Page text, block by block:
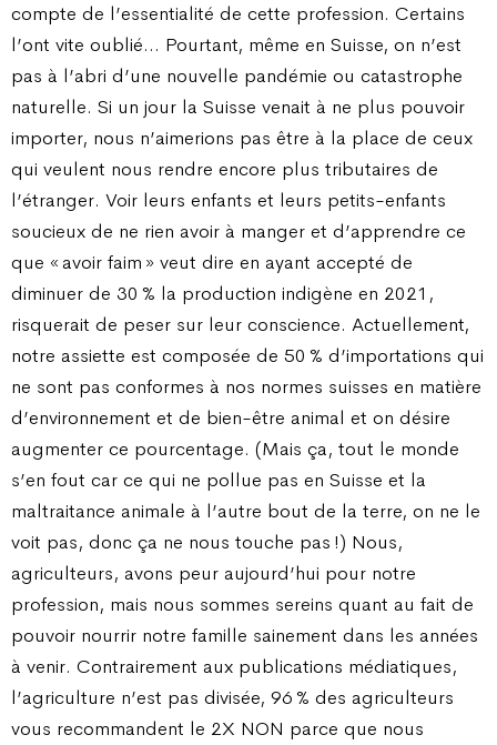
compte de l’essentialité de cette profession. Certains
l’ont vite oublié… Pourtant, même en Suisse, on n’est
pas à l’abri d’une nouvelle pandémie ou catastrophe
naturelle. Si un jour la Suisse venait à ne plus pouvoir
importer, nous n’aimerions pas être à la place de ceux
qui veulent nous rendre encore plus tributaires de
l’étranger. Voir leurs enfants et leurs petits-enfants
soucieux de ne rien avoir à manger et d’apprendre ce
que « avoir faim » veut dire en ayant accepté de
diminuer de 30 % la production indigène en 2021,
risquerait de peser sur leur conscience. Actuellement,
notre assiette est composée de 50 % d’importations qui
ne sont pas conformes à nos normes suisses en matière
d’environnement et de bien-être animal et on désire
augmenter ce pourcentage. (Mais ça, tout le monde
s’en fout car ce qui ne pollue pas en Suisse et la
maltraitance animale à l’autre bout de la terre, on ne le
voit pas, donc ça ne nous touche pas !) Nous,
agriculteurs, avons peur aujourd’hui pour notre
profession, mais nous sommes sereins quant au fait de
pouvoir nourrir notre famille sainement dans les années
à venir. Contrairement aux publications médiatiques,
l’agriculture n’est pas divisée, 96 % des agriculteurs
vous recommandent le 2X NON parce que nous